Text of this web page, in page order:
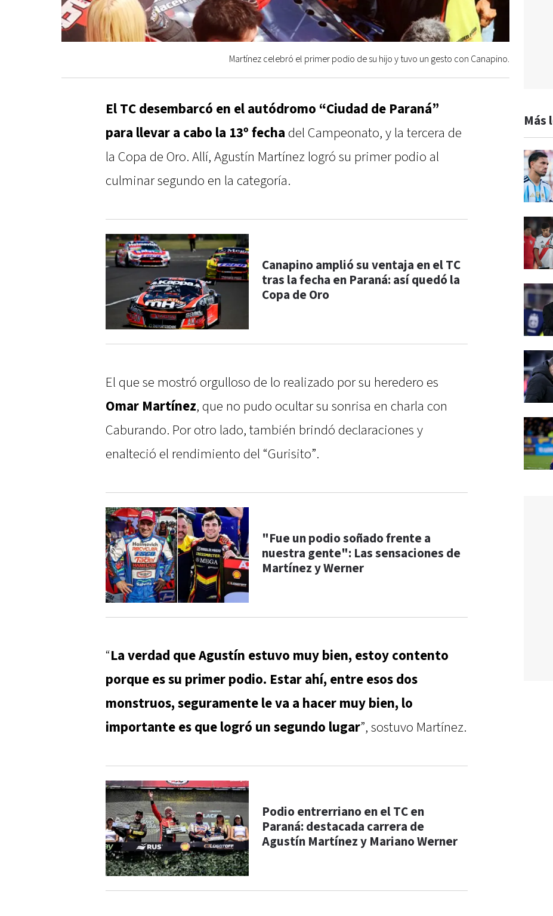
Martínez celebró el primer podio de su hijo y tuvo un gesto con Canapino.
El TC desembarcó en el autódromo “Ciudad de Paraná”
para llevar a cabo la 13º fecha del Campeonato, y la tercera de
la Copa de Oro. Allí, Agustín Martínez logró su primer podio al
culminar segundo en la categoría.
Canapino amplió su ventaja en el TC
tras la fecha en Paraná: así quedó la
Copa de Oro
El que se mostró orgulloso de lo realizado por su heredero es
Omar Martínez, que no pudo ocultar su sonrisa en charla con
Caburando. Por otro lado, también brindó declaraciones y
enalteció el rendimiento del “Gurisito”.
"Fue un podio soñado frente a
nuestra gente": Las sensaciones de
Martínez y Werner
“La verdad que Agustín estuvo muy bien, estoy contento
porque es su primer podio. Estar ahí, entre esos dos
monstruos, seguramente le va a hacer muy bien, lo
importante es que logró un segundo lugar”, sostuvo Martínez.
Podio entrerriano en el TC en
Paraná: destacada carrera de
Agustín Martínez y Mariano Werner
Más